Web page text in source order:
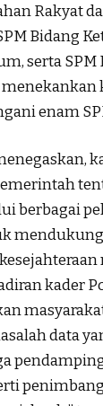
Rakyat
Bidang
serta
menekankan
enam
berbagai
kader
data